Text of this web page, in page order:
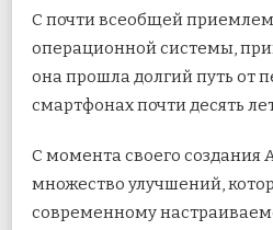
С почти всеобщей
операционной системы,
она прошла долгий путь от
смартфонах почти десять
С момента своего создания
множество улучшений,
современному